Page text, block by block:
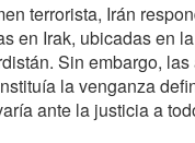
terrorista, Irán
en Irak, ubicadas en
Sin embargo,
la venganza
ante la justicia a